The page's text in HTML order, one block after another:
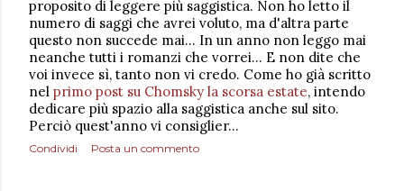
proposito di leggere più saggistica. Non ho letto il
numero di saggi che avrei voluto, ma d'altra parte
questo non succede mai... In un anno non leggo mai
neanche tutti i romanzi che vorrei... E non dite che
voi invece sì, tanto non vi credo. Come ho già scritto
nel primo post su Chomsky la scorsa estate, intendo
dedicare più spazio alla saggistica anche sul sito.
Perciò quest'anno vi consiglier…
Condividi Posta un commento